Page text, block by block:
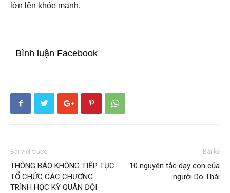
lớn lên khỏe mạnh.
Bình luận Facebook
Bài viết trước
THÔNG BÁO KHÔNG TIẾP TỤC
TỔ CHỨC CÁC CHƯƠNG
TRÌNH HỌC KỲ QUÂN ĐỘI
Bài kế
10 nguyên tắc dạy con của
người Do Thái